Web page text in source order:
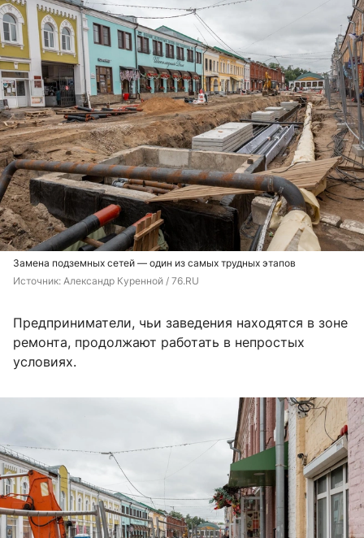
Замена подземных сетей — один из самых трудных этапов
Источник: Александр Куренной / 76.RU
Предприниматели, чьи заведения находятся в зоне
ремонта, продолжают работать в непростых
условиях.